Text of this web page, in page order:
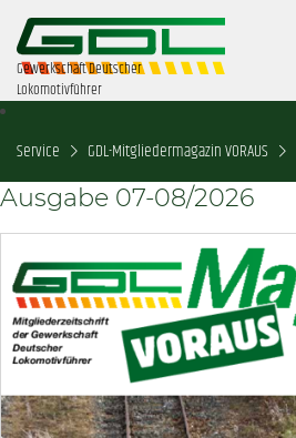
Gewerkschaft Deutscher
Lokomotivführer
Service GDL-Mitgliedermagazin VORAUS
Ausgabe 07-08/2026